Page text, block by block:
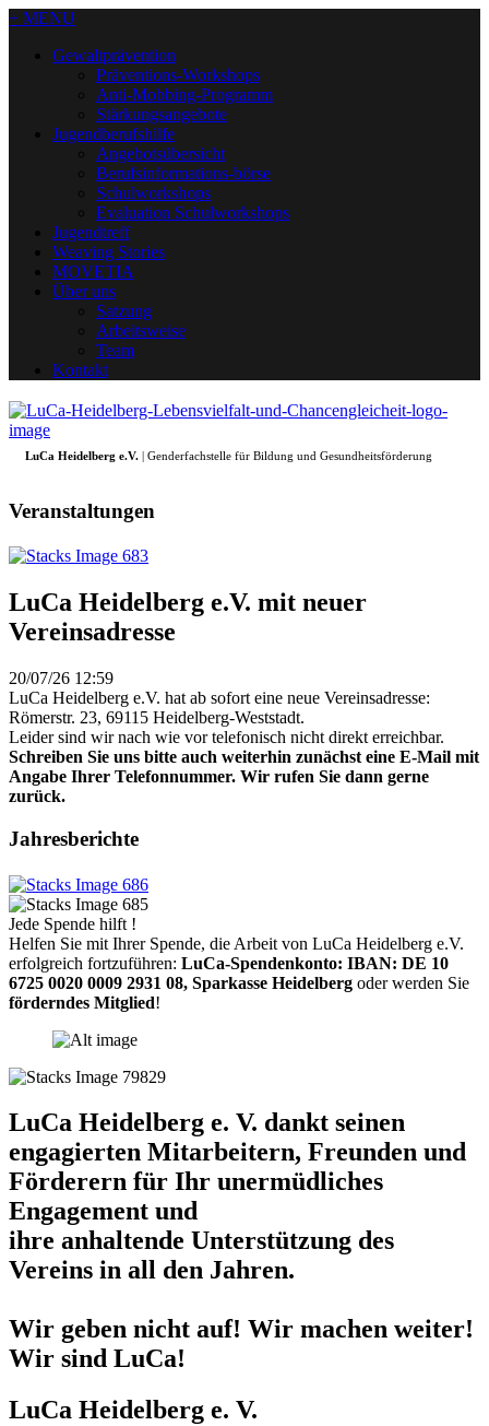
+ MENU
Gewaltprävention
Präventions-Workshops
Anti-Mobbing-Programm
Stärkungsangebote
Jugendberufshilfe
Angebotsübersicht
Berufsinformations-börse
Schulworkshops
Evaluation Schulworkshops
Jugendtreff
Weaving Stories
MOVETIA
Über uns
Satzung
Arbeitsweise
Team
Kontakt
LuCa Heidelberg e.V. | Genderfachstelle für Bildung und Gesundheitsförderung
Veranstaltungen
LuCa Heidelberg e.V. mit neuer
Vereinsadresse
20/07/26 12:59
LuCa Heidelberg e.V. hat ab sofort eine neue Vereinsadresse:
Römerstr. 23, 69115 Heidelberg-Weststadt.
Leider sind wir nach wie vor telefonisch nicht direkt erreichbar.
Schreiben Sie uns bitte auch weiterhin zunächst eine E-Mail mit
Angabe Ihrer Telefonnummer. Wir rufen Sie dann gerne
zurück.
Jahresberichte
Jede Spende hilft !
Helfen Sie mit Ihrer Spende, die Arbeit von LuCa Heidelberg e.V.
erfolgreich fortzuführen: LuCa-Spendenkonto: IBAN: DE 10
6725 0020 0009 2931 08, Sparkasse Heidelberg oder werden Sie
förderndes Mitglied!
LuCa Heidelberg e. V. dankt seinen
engagierten Mitarbeitern, Freunden und
Förderern für Ihr unermüdliches
Engagement und
ihre anhaltende Unterstützung des
Vereins in all den Jahren.
Wir geben nicht auf! Wir machen weiter!
Wir sind LuCa!
LuCa Heidelberg e. V.